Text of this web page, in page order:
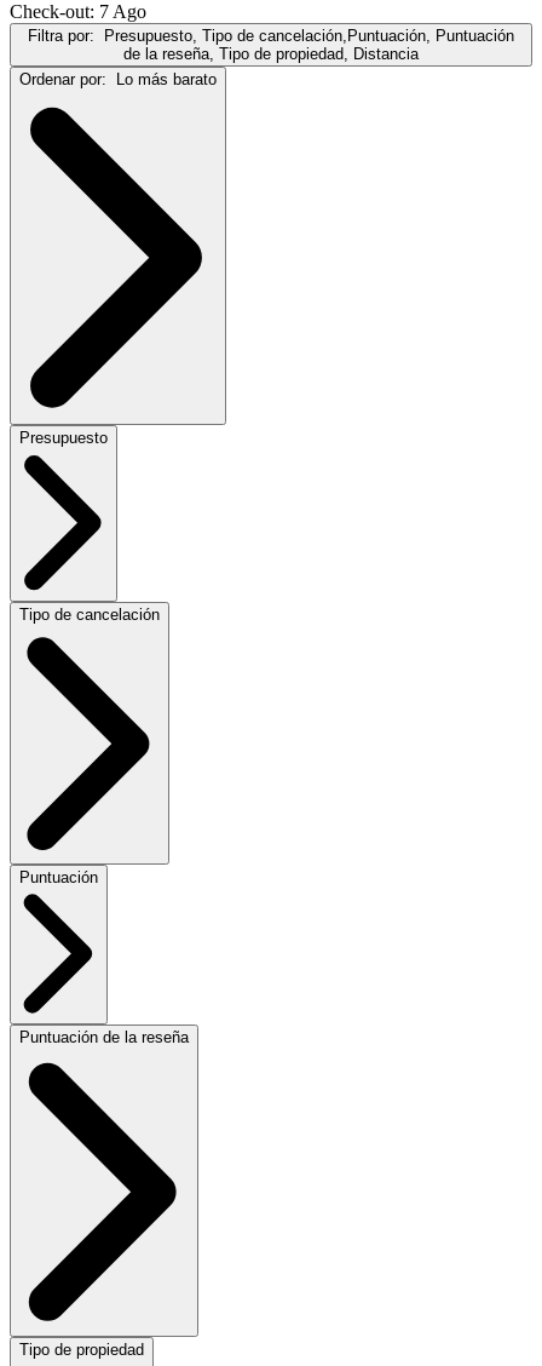
Check-out: 7 Ago
Filtra por:
Presupuesto, Tipo de cancelación,Puntuación, Puntuación
de la reseña, Tipo de propiedad, Distancia
Ordenar por:
Lo más barato
Presupuesto
Tipo de cancelación
Puntuación
Puntuación de la reseña
Tipo de propiedad